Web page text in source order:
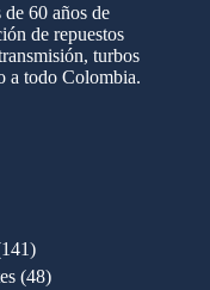
60 años de
de repuestos
turbos
a todo Colombia.
141141
productos
4848